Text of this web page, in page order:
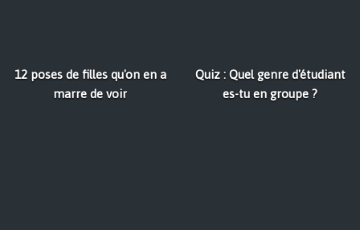
12 poses de filles qu'on en a
marre de voir
Quiz : Quel genre d'étudiant
es-tu en groupe ?